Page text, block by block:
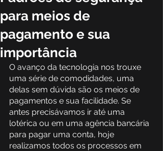
para meios de
pagamento e sua
importância
O avanço da tecnologia nos trouxe
uma série de comodidades, uma
delas sem dúvida são os meios de
pagamentos e sua facilidade. Se
antes precisávamos ir até uma
lotérica ou em uma agência bancária
para pagar uma conta, hoje
realizamos todos os processos em